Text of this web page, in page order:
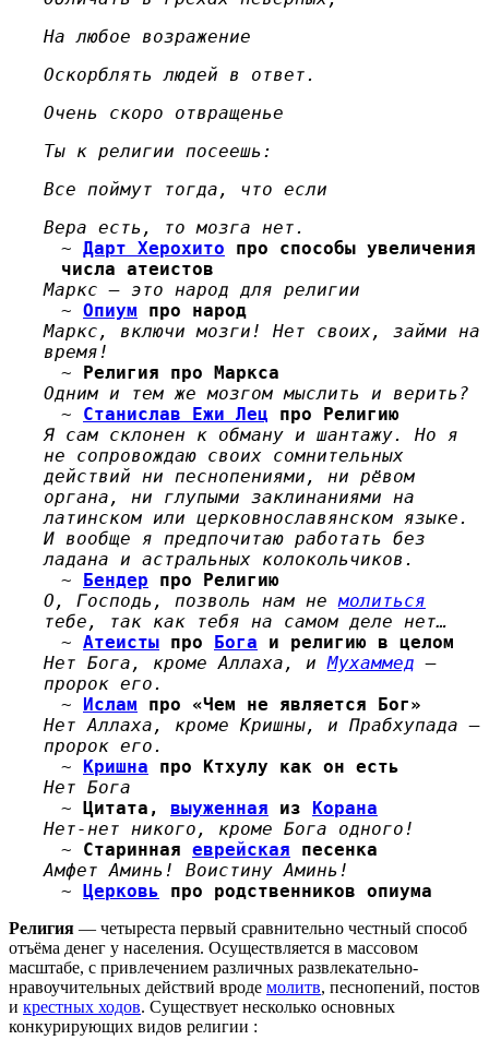
На любое возражение
Оскорблять людей в ответ.
Очень скоро отвращенье
Ты к религии посеешь:
Все поймут тогда, что если
Вера есть, то мозга нет.
~ Дарт Херохито про способы увеличения
числа атеистов
Маркс — это народ для религии
~ Опиум про народ
Маркс, включи мозги! Нет своих, займи на
время!
~ Религия про Маркса
Одним и тем же мозгом мыслить и верить?
~ Станислав Ежи Лец про Религию
Я сам склонен к обману и шантажу. Но я
не сопровождаю своих сомнительных
действий ни песнопениями, ни рёвом
органа, ни глупыми заклинаниями на
латинском или церковнославянском языке.
И вообще я предпочитаю работать без
ладана и астральных колокольчиков.
~ Бендер про Религию
О, Господь, позволь нам немолиться
тебе, так как тебя на самом деле нет…
~ Атеисты про Бога и религию в целом
Нет Бога, кроме Аллаха, иМухаммед —
пророк его.
~ Ислам про «Чем не является Бог»
Нет Аллаха, кроме Кришны, и Прабхупада —
пророк его.
~ Кришна про Ктхулу как он есть
Нет Бога
~ Цитата, выуженная из Корана
Нет-нет никого, кроме Бога одного!
~ Старинная еврейская песенка
Амфет Аминь! Воистину Аминь!
~ Церковь про родственников опиума
Религия — четыреста первый сравнительно честный способ
отъёма денег у населения. Осуществляется в массовом
масштабе, с привлечением различных развлекательно-
нравоучительных действий вроде молитв, песнопений, постов
и крестных ходов. Существует несколько основных
конкурирующих видов религии :